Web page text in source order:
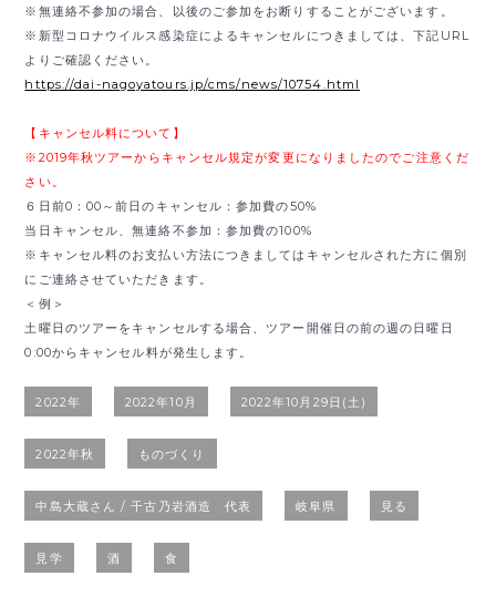
※無連絡不参加の場合、以後のご参加をお断りすることがございます。
※新型コロナウイルス感染症によるキャンセルにつきましては、下記URL
よりご確認ください。
https://dai-nagoyatours.jp/cms/news/10754.html
【キャンセル料について】
※2019年秋ツアーからキャンセル規定が変更になりましたのでご注意くだ
さい。
６日前0：00～前日のキャンセル：参加費の50%
当日キャンセル、無連絡不参加：参加費の100%
※キャンセル料のお支払い方法につきましてはキャンセルされた方に個別
にご連絡させていただきます。
＜例＞
土曜日のツアーをキャンセルする場合、ツアー開催日の前の週の日曜日
0:00からキャンセル料が発生します。
2022年 2022年10月 2022年10月29日(土)
2022年秋 ものづくり
中島大蔵さん / 千古乃岩酒造 代表 岐阜県 見る
見学 酒 食